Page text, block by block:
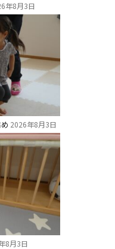
年8月3日
2026年8月3日
8月3日